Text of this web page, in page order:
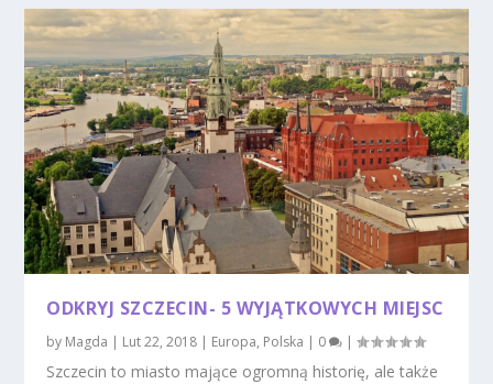
ODKRYJ SZCZECIN- 5 WYJĄTKOWYCH MIEJSC
by Magda | Lut 22, 2018 | Europa, Polska | 0 |
Szczecin to miasto mające ogromną historię, ale także